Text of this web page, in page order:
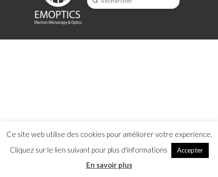
Search
Ce site web utilise des cookies pour améliorer votre experience.
Cliquez sur le lien suivant pour plus d'informations
Accepter
En savoir plus